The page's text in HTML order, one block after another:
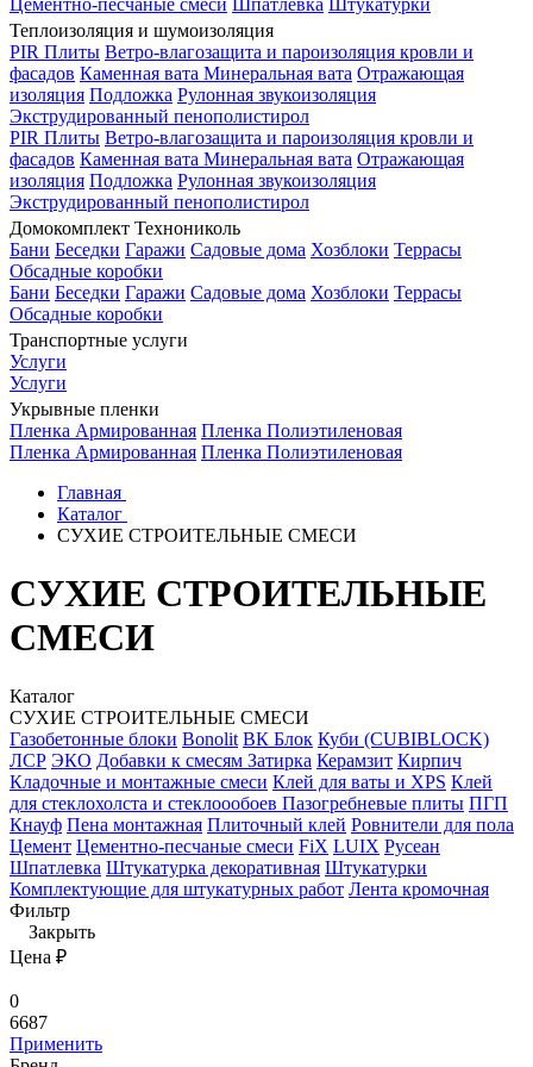
Цементно-песчаные смеси Шпатлевка
Штукатурки
Теплоизоляция и шумоизоляция
PIR Плиты Ветро-влагозащита и пароизоляция кровли и
фасадов Каменная вата Минеральная вата Отражающая
изоляция Подложка Рулонная звукоизоляция
Экструдированный пенополистирол
PIR Плиты Ветро-влагозащита и пароизоляция кровли и
фасадов Каменная вата Минеральная вата Отражающая
изоляция Подложка Рулонная звукоизоляция
Экструдированный пенополистирол
Домокомплект Технониколь
Бани Беседки Гаражи Садовые дома Хозблоки Террасы
Обсадные коробки
Бани Беседки Гаражи Садовые дома Хозблоки Террасы
Обсадные коробки
Транспортные услуги
Услуги
Услуги
Укрывные пленки
Пленка Армированная Пленка Полиэтиленовая
Пленка Армированная Пленка Полиэтиленовая
Главная
Каталог
СУХИЕ СТРОИТЕЛЬНЫЕ СМЕСИ
СУХИЕ СТРОИТЕЛЬНЫЕ
СМЕСИ
Каталог
СУХИЕ СТРОИТЕЛЬНЫЕ СМЕСИ
Газобетонные блоки Bonolit ВК Блок Куби (CUBIBLOCK)
ЛСР ЭКО Добавки к смесям Затирка Керамзит Кирпич
Кладочные и монтажные смеси Клей для ваты и XPS Клей
для стеклохолста и стеклоообоев Пазогребневые плиты ПГП
Кнауф Пена монтажная Плиточный клей Ровнители для пола
Цемент Цементно-песчаные смеси FiX LUIX Русеан
Шпатлевка Штукатурка декоративная Штукатурки
Комплектующие для штукатурных работ Лента кромочная
Фильтр
Закрыть
Цена ₽
0
6687
Применить